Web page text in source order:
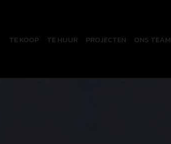
TE KOOP TE HUUR PROJECTEN ONS TEAM